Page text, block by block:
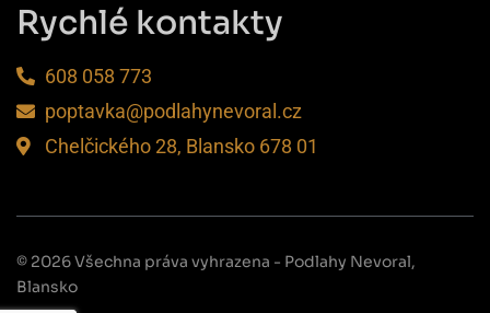
Rychlé kontakty
608 058 773
poptavka@podlahynevoral.cz
Chelčického 28, Blansko 678 01
© 2026 Všechna práva vyhrazena - Podlahy Nevoral,
Blansko